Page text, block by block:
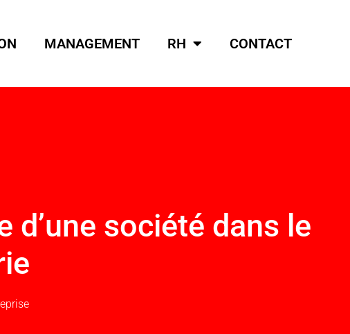
MANAGEMENT RH CONTACT
d’une société dans le